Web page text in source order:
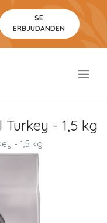
SE
ERBJUDANDEN
- 1,5 kg
- 1,5 kg